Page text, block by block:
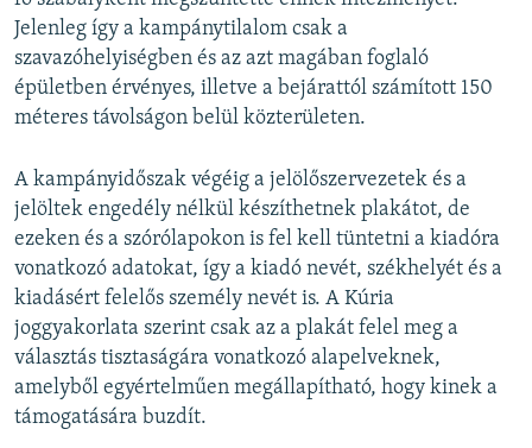
Jelenleg így a kampánytilalom csak a
szavazóhelyiségben és az azt magában foglaló
épületben érvényes, illetve a bejárattól számított 150
méteres távolságon belül közterületen.
A kampányidőszak végéig a jelölőszervezetek és a
jelöltek engedély nélkül készíthetnek plakátot, de
ezeken és a szórólapokon is fel kell tüntetni a kiadóra
vonatkozó adatokat, így a kiadó nevét, székhelyét és a
kiadásért felelős személy nevét is. A Kúria
joggyakorlata szerint csak az a plakát felel meg a
választás tisztaságára vonatkozó alapelveknek,
amelyből egyértelműen megállapítható, hogy kinek a
támogatására buzdít.